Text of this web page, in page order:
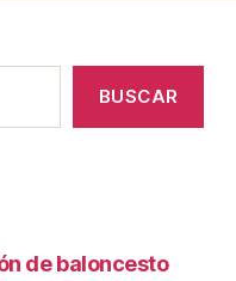
BUSCAR
de baloncesto